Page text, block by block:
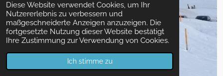
Diese Website verwendet Cookies, um Ihr
Nutzererlebnis zu verbessern und
maßgeschneiderte Anzeigen anzuzeigen. Die
fortgesetzte Nutzung dieser Website bestätigt
Ihre Zustimmung zur Verwendung von Cookies.
Ich stimme zu